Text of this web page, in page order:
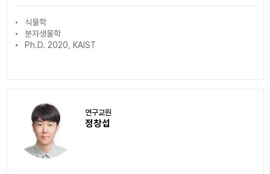
식물학
분자생물학
Ph.D. 2020, KAIST
연구교원
정창섭